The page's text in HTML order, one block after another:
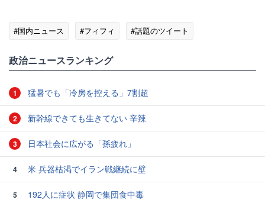
#国内ニュース #フィフィ #話題のツイート
政治ニュースランキング
1 猛暑でも「冷房を控える」7割超
2 新幹線できても生きてない 辛辣
3 日本社会に広がる「孫疲れ」
4 米 兵器枯渇でイラン戦継続に壁
5
192人に症状 静岡で集団食中毒